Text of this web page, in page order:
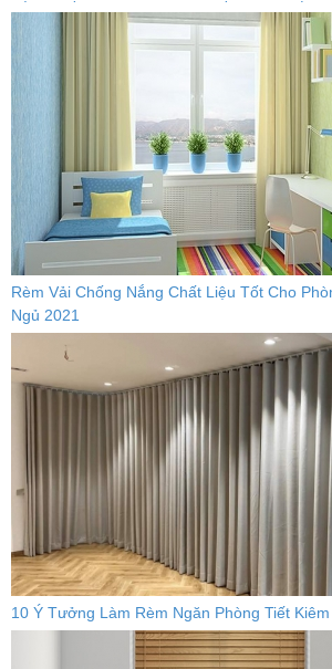
Rèm Vải Chống Nắng Chất Liệu Tốt Cho
Ngủ 2021
10 Ý Tưởng Làm Rèm Ngăn Phòng Tiết